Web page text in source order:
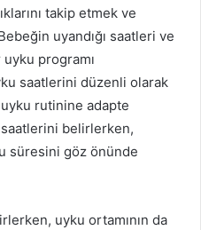
takip etmek ve
uyandığı saatleri ve
programı
saatlerini düzenli olarak
rutinine adapte
saatlerini belirlerken,
süresini göz önünde
uyku ortamının da